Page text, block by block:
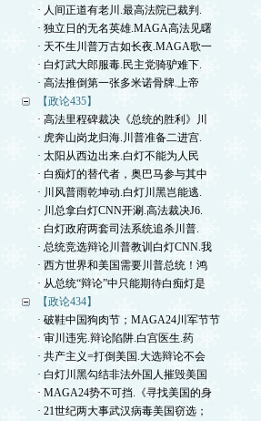
· 人间正道有老川.最高法院已裁判.
· 独立日的无名英雄.MAGA高法见曙
· 天不生川普万古如长夜.MAGA歌一
· 白灯武大郎服毒.民主党骑驴难下.
· 高法推倒第一张多米诺骨牌.上帝
【政论435】
· 高法里程碑裁决《总统的胜利》川
· 虎奔山岗龙归海.川普准备二进宫.
· 太阳从西边出来.白灯不能为人民
· 白痴灯的替代者，奥巴马参与其中
· 川风普雨乾坤动.白灯川黑岂能逃.
· 川总拿白灯CNN开涮.高法裁决J6.
· 白灯政府两套司法系统追杀川普.
· 总统竞选辩论川普教训白灯CNN.我
· 西方世界和美国需要川普总统！鸿
· 从总统“辩论”中只能期待白痴灯是
【政论434】
· 破鞋中国狗肉节；MAGA24川军节节
· 审川违宪.辩论陷阱.白宫医生.药
· 共产主义=打倒美国.大选辩论不会
· 白灯川黑勾结非法外国人摧毁美国
· MAGA24势不可挡.《寻找美国的身
· 21世纪两大事武汉病毒美国窃选；